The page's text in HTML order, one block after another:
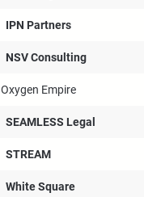
IPN Partners
NSV Consulting
Oxygen Empire
SEAMLESS Legal
STREAM
White Square